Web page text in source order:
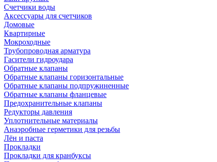
Счетчики воды
Аксессуары для счетчиков
Домовые
Квартирные
Мокроходные
Трубопроводная арматура
Гасители гидроудара
Обратные клапаны
Обратные клапаны горизонтальные
Обратные клапаны подпружиненные
Обратные клапаны фланцевые
Предохранительные клапаны
Редукторы давления
Уплотнительные материалы
Анаэробные герметики для резьбы
Лён и паста
Прокладки
Прокладки для кранбуксы